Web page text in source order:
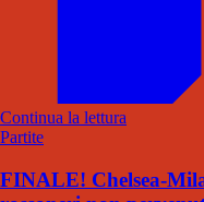
Continua la lettura
Partite
FINALE! Chelsea-